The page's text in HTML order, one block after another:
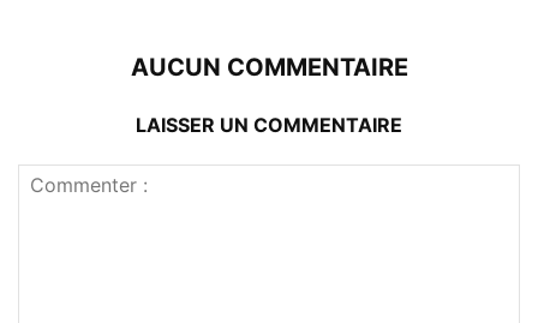
AUCUN COMMENTAIRE
LAISSER UN COMMENTAIRE